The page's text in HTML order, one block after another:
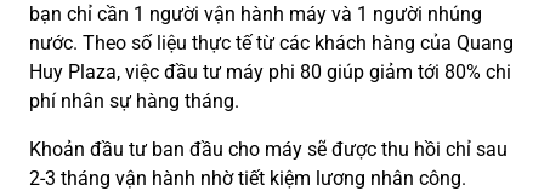
bạn chỉ cần 1 người vận hành máy và 1 người nhúng
nước. Theo số liệu thực tế từ các khách hàng của Quang
Huy Plaza, việc đầu tư máy phi 80 giúp giảm tới 80% chi
phí nhân sự hàng tháng.
Khoản đầu tư ban đầu cho máy sẽ được thu hồi chỉ sau
2-3 tháng vận hành nhờ tiết kiệm lương nhân công.